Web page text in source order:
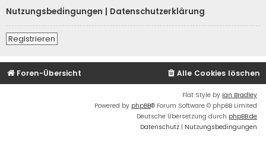
Nutzungsbedingungen
Datenschutzerklärung
Registrieren
Foren-Übersicht Alle Cookies löschen
Flat Style by Ian Bradley
Powered by phpBB® Forum Software © phpBB Limited
Deutsche Übersetzung durch phpBB.de
Datenschutz | Nutzungsbedingungen